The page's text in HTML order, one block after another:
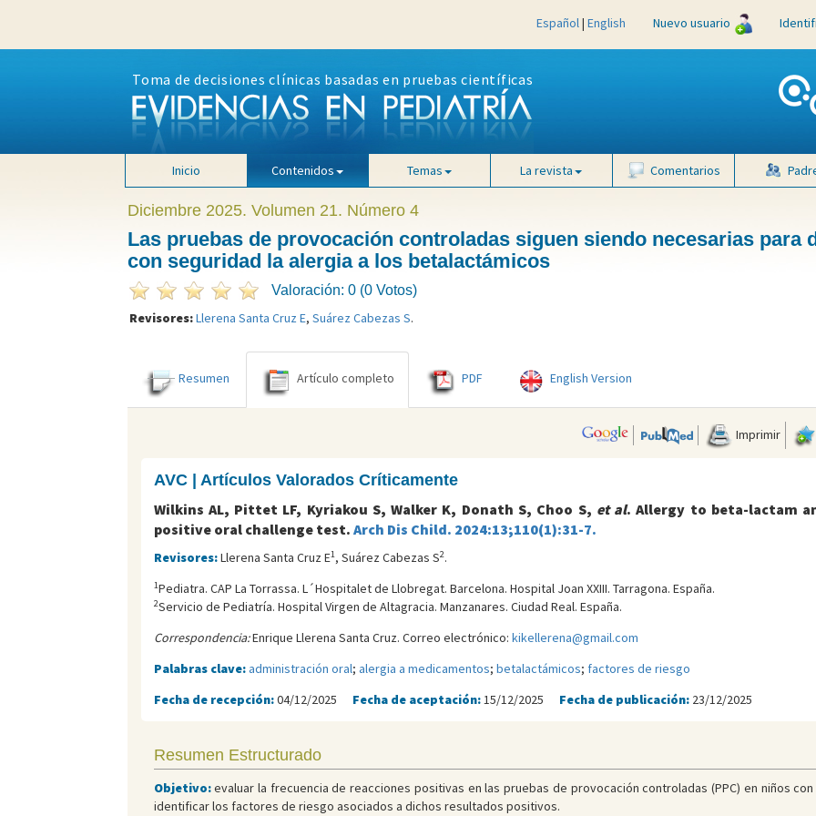
Español| English Nuevo usuario
Toma de decisiones clínicas basadas en pruebas científicas
Inicio Contenidos Temas La revista Comentarios
Diciembre 2025. Volumen 21. Número 4
Las pruebas de provocación controladas siguen siendo necesarias para
con seguridad la alergia a los betalactámicos
Valoración: 0 (0 Votos)
Revisores:Llerena Santa Cruz E, Suárez Cabezas S.
Resumen Artículo completo PDF English Version
Imprimir
AVC | Artículos Valorados Críticamente
Wilkins AL, Pittet LF, Kyriakou S, Walker K, Donath S, Choo S, et al. Allergy to beta-lactam
positive oral challenge test. Arch Dis Child. 2024:13;110(1):31-7.
Revisores:Llerena Santa Cruz E1, Suárez Cabezas S2.
1Pediatra. CAP La Torrassa. L´Hospitalet de Llobregat. Barcelona. Hospital Joan XXIII. Tarragona. España.
2Servicio de Pediatría. Hospital Virgen de Altagracia. Manzanares. Ciudad Real. España.
Correspondencia:Enrique Llerena Santa Cruz. Correo electrónico: kikellerena@gmail.com
Palabras clave:administración oral; alergia a medicamentos; betalactámicos; factores de riesgo
Fecha de recepción:04/12/2025 Fecha de aceptación:15/12/2025 Fecha de publicación: 23/12/2025
Resumen Estructurado
Objetivo:evaluar la frecuencia de reacciones positivas en las pruebas de provocación controladas (PPC) en niños
identificar los factores de riesgo asociados a dichos resultados positivos.